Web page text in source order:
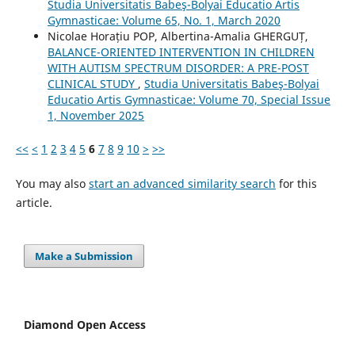
Studia Universitatis Babeş-Bolyai Educatio Artis
Gymnasticae: Volume 65, No. 1, March 2020
Nicolae Horațiu POP, Albertina-Amalia GHERGUȚ,
BALANCE-ORIENTED INTERVENTION IN CHILDREN
WITH AUTISM SPECTRUM DISORDER: A PRE-POST
CLINICAL STUDY , Studia Universitatis Babeş-Bolyai
Educatio Artis Gymnasticae: Volume 70, Special Issue
1, November 2025
<< < 1 2 3 4 5 6 7 8 9 10 > >>
You may also start an advanced similarity search for this
article.
Make a Submission
Diamond Open Access